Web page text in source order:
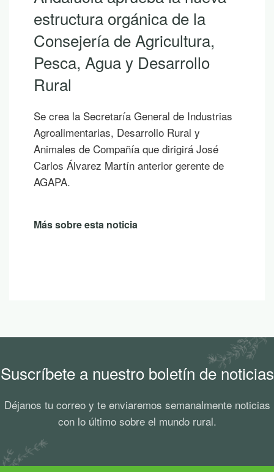
estructura orgánica de la
Consejería de Agricultura,
Pesca, Agua y Desarrollo
Rural
Se crea la Secretaría General de Industrias
Agroalimentarias, Desarrollo Rural y
Animales de Compañía que dirigirá José
Carlos Álvarez Martín anterior gerente de
AGAPA.
Más sobre esta noticia
Suscríbete a nuestro boletín de noticias
Déjanos tu correo y te enviaremos semanalmente noticias
con lo último sobre el mundo rural.